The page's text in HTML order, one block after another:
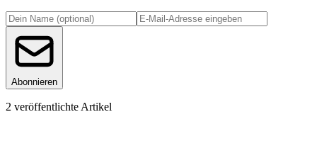
Abonnieren
2 veröffentlichte Artikel